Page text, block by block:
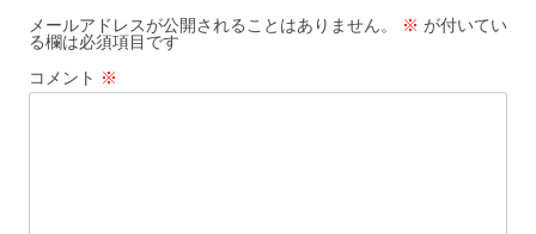
ー
シ
ョ
メールアドレスが公開されることはありません。 ※ が付いてい
る欄は必須項目です
コメント ※